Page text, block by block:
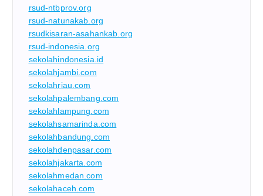
rsud-ntbprov.org
rsud-natunakab.org
rsudkisaran-asahankab.org
rsud-indonesia.org
sekolahindonesia.id
sekolahjambi.com
sekolahriau.com
sekolahpalembang.com
sekolahlampung.com
sekolahsamarinda.com
sekolahbandung.com
sekolahdenpasar.com
sekolahjakarta.com
sekolahmedan.com
sekolahaceh.com